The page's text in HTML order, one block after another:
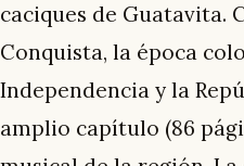
caciques de Guatavita.
Conquista, la época
Independencia y la
amplio capítulo (86